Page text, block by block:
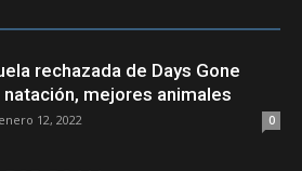
rechazada de Days Gone
mejores animales
enero 12, 2022 0